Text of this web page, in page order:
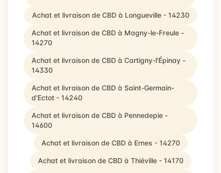
Achat et livraison de CBD à Longueville - 14230
Achat et livraison de CBD à Magny-le-Freule -
14270
Achat et livraison de CBD à Cartigny-l'Épinay -
14330
Achat et livraison de CBD à Saint-Germain-
d'Ectot - 14240
Achat et livraison de CBD à Pennedepie -
14600
Achat et livraison de CBD à Ernes - 14270
Achat et livraison de CBD à Thiéville - 14170